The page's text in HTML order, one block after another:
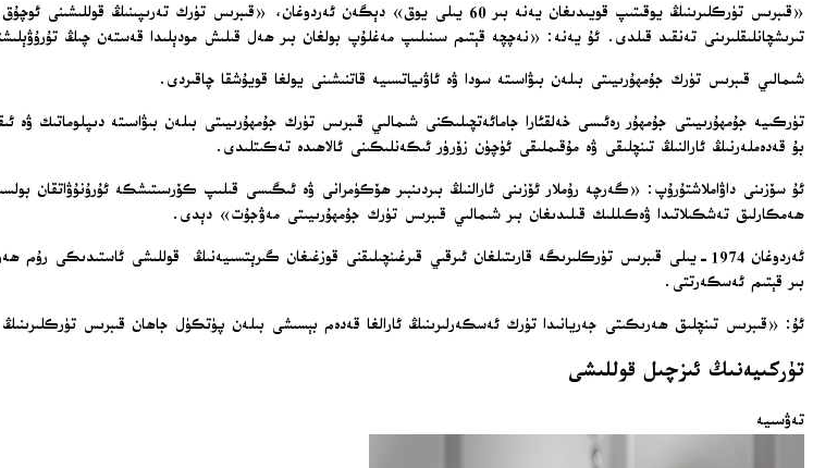
«قىبرىس تۈركلىرىنىڭ يوقىتىپ قويىدىغان يەنە بىر 60 يىلى يوق» دېگەن ئەردوغان، «قىبرىس
تىرىشچانلىقلىرىنى تەنقىد قىلدى. ئۇ يەنە: «نەچچە قېتىم سىنىلىپ مەغلۇپ بولغان بىر ھەل قىلىش مودېلىدا قەستەن چىڭ
شىمالىي قىبرىس تۈرك جۇمھۇرىيىتى بىلەن بىۋاسىتە سودا ۋە ئاۋىياتسىيە قاتنىشىنى يولغا قويۇشقا چاقىردى.
تۈركىيە جۇمھۇرىيىتى جۇمھۇر رەئىسى خەلقئارا جامائەتچىلىكنى شىمالىي قىبرىس تۈرك جۇمھۇرىيىتى بىلەن بىۋاسىتە دىپلوماتىك ۋە
بۇ قەدەملەرنىڭ ئارالنىڭ تىنچلىقى ۋە مۇقىملىقى ئۈچۈن زۆرۈر ئىكەنلىكىنى ئالاھىدە تەكىتلىدى.
ئۇ سۆزىنى داۋاملاشتۇرۇپ: «گەرچە رۇملار ئۆزىنى ئارالنىڭ بىردىنبىر ھۆكۈمرانى ۋە ئىگىسى قىلىپ كۆرسىتىشكە ئۇرۇنۇۋاتقان
ھەمكارلىق تەشكىلاتىدا ۋەكىللىك قىلىدىغان بىر شىمالىي قىبرىس تۈرك جۇمھۇرىيىتى مەۋجۇت» دېدى.
ئەردوغان 1974-يىلى قىبرىس تۈركلىرىگە قارىتىلغان ئىرقىي قىرغىنچىلىقنى قوزغىغان گىرېتسىيەنىڭ قوللىشى
بىر قېتىم ئەسكەرتتى.
ئۇ: «قىبرىس تىنچلىق ھەرىكىتى جەريانىدا تۈرك ئەسكەرلىرىنىڭ ئارالغا قەدەم بېسىشى بىلەن پۈتكۈل جاھان قىبرىس
تۈركىيەنىڭ ئىزچىل قوللىشى
تەۋسىيە